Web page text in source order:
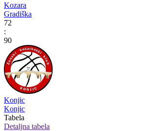
Kozara
Gradiška
72
:
90
Konjic
Konjic
Tabela
Detaljna tabela